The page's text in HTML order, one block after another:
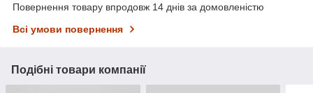
Повернення товару впродовж 14 днів за домовленістю
Всі умови повернення
Подібні товари компанії